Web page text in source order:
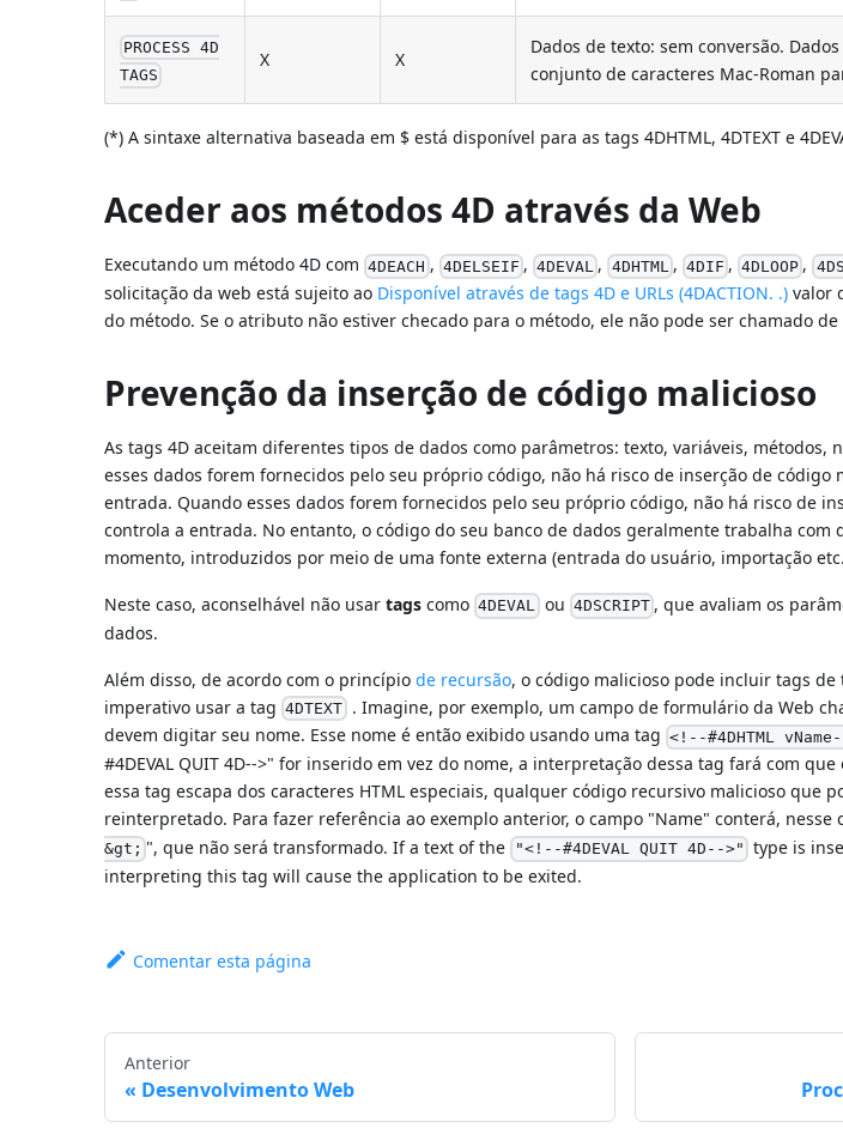
PROCESS 4D
TAGS
X X
Dados de texto: sem conversão.
conjunto de caracteres Mac-Roman
(*) A sintaxe alternativa baseada em $ está disponível para as tags 4DHTML, 4DTEXT e
Aceder aos métodos 4D através da Web
Executando um método 4D com 4DEACH , 4DELSEIF , 4DEVAL , 4DHTML , 4DIF , 4DLOOP ,
solicitação da web está sujeito ao Disponível através de tags 4D e URLs (4DACTION. .) valor
do método. Se o atributo não estiver checado para o método, ele não pode ser chamado
Prevenção da inserção de código malicioso
As tags 4D aceitam diferentes tipos de dados como parâmetros: texto, variáveis, métodos,
esses dados forem fornecidos pelo seu próprio código, não há risco de inserção de código
entrada. Quando esses dados forem fornecidos pelo seu próprio código, não há risco de
controla a entrada. No entanto, o código do seu banco de dados geralmente trabalha com
momento, introduzidos por meio de uma fonte externa (entrada do usuário, importação
Neste caso, aconselhável não usartags como 4DEVAL ou 4DSCRIPT , que avaliam os
dados.
Além disso, de acordo com o princípiode recursão, o código malicioso pode incluir tags de
imperativo usar a tag 4DTEXT . Imagine, por exemplo, um campo de formulário da Web
devem digitar seu nome. Esse nome é então exibido usando uma tag <!--#4DHTML
#4DEVAL QUIT 4D-->" for inserido em vez do nome, a interpretação dessa tag fará com
essa tag escapa dos caracteres HTML especiais, qualquer código recursivo malicioso que
reinterpretado. Para fazer referência ao exemplo anterior, o campo "Name" conterá, nesse
&gt; ", que não será transformado. If a text of the "<!--#4DEVAL QUIT 4D-->" type is
interpreting this tag will cause the application to be exited.
Comentar esta página
Anterior
Desenvolvimento Web